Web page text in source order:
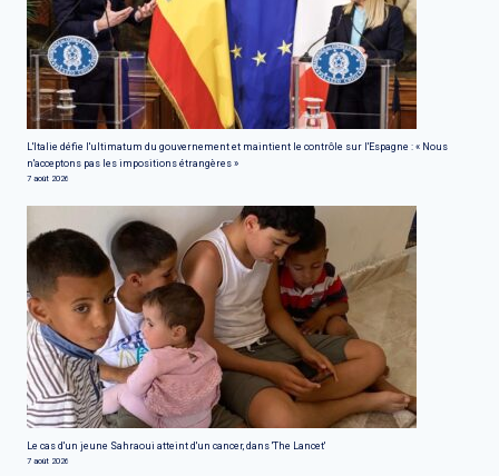
L'Italie défie l'ultimatum du gouvernement et maintient le contrôle sur l'Espagne : « Nous
n'acceptons pas les impositions étrangères »
7 août 2026
Le cas d'un jeune Sahraoui atteint d'un cancer, dans 'The Lancet'
7 août 2026